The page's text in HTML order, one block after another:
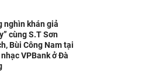
nghìn khán giả
cùng S.T Sơn
Bùi Công Nam tại
VPBank ở Đà